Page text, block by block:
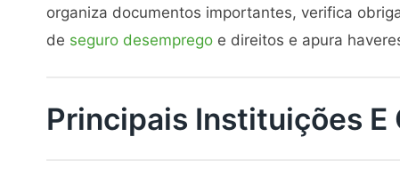
organiza documentos importantes, verifica
de seguro desemprego e direitos e apura
Principais Instituições E